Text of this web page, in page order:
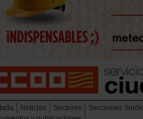
Noticias Sectores Secciones